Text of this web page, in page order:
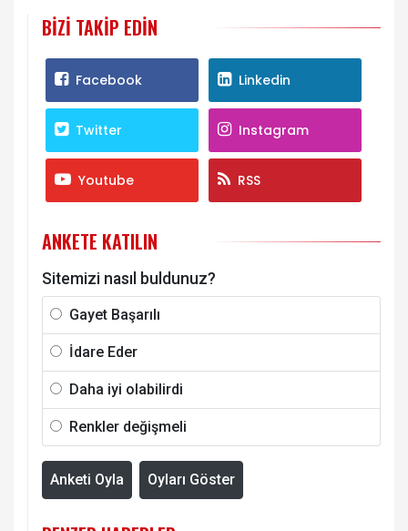
BIZI TAKIP EDIN
Facebook Linkedin
Twitter Instagram
Youtube RSS
ANKETE KATILIN
Sitemizi nasıl buldunuz?
Gayet Başarılı
İdare Eder
Daha iyi olabilirdi
Renkler değişmeli
Anketi Oyla Oyları Göster